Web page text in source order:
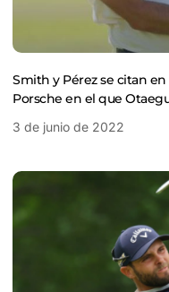
Smith y Pérez se citan
Porsche en el que
3 de junio de 2022